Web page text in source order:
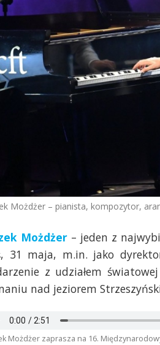
Możdżer – pianista, kompozytor,
Możdżer– jeden z
31 maja, m.in. jako
z udziałem
nad jeziorem
Możdżer zaprasza na 16.